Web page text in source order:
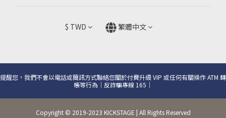
$ TWD 繁體中文
提醒您，我們不會以電話或簡訊方式聯絡您關於付費升級 VIP 或任何有關操作 ATM 轉
帳等行為｜反詐騙專線 165｜
Copyright © 2019-2023 KICKSTAGE | All Rights Reserved